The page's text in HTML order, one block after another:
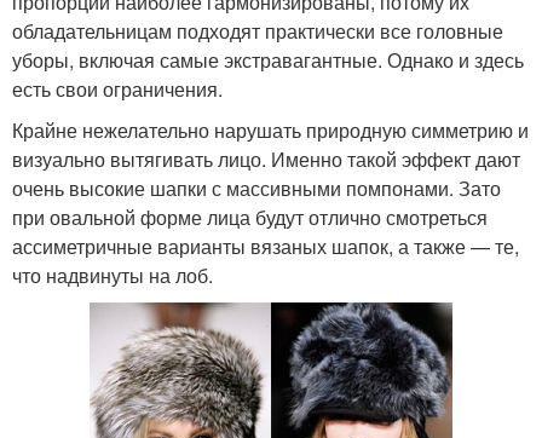
обладательницам подходят практически все головные
уборы, включая самые экстравагантные. Однако и здесь
есть свои ограничения.
Крайне нежелательно нарушать природную симметрию и
визуально вытягивать лицо. Именно такой эффект дают
очень высокие шапки с массивными помпонами. Зато
при овальной форме лица будут отлично смотреться
ассиметричные варианты вязаных шапок, а также — те,
что надвинуты на лоб.